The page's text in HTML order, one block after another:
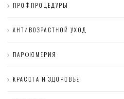
ПРОФПРОЦЕДУРЫ
АНТИВОЗРАСТНОЙ УХОД
ПАРФЮМЕРИЯ
КРАСОТА И ЗДОРОВЬЕ